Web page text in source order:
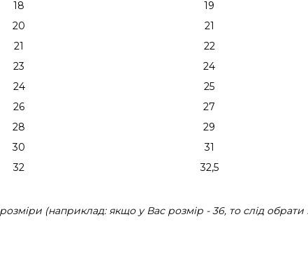
18
19
20
21
21
22
23
24
24
25
26
27
28
29
30
31
32 32,5
(наприклад: якщо у Вас розмір - 36, то слід